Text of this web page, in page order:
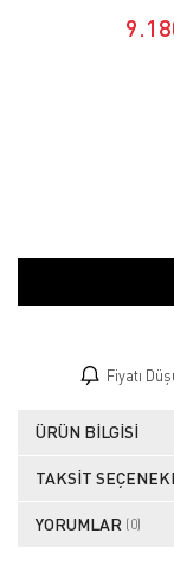
Fiyatı
ÜRÜN BILGISI
TAKSIT
YORUMLAR (0)